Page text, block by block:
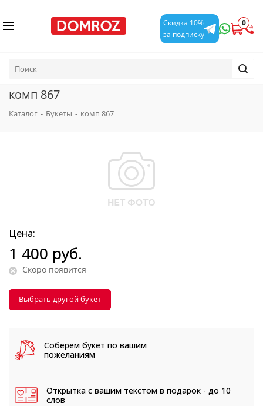
Скидка 10%
за подписку
0
комп 867
Каталог - Букеты - комп 867
Цена:
1 400 руб.
Скоро появится
Выбрать другой букет
Соберем букет по вашим
пожеланиям
Открытка с вашим текстом в подарок - до 10
слов